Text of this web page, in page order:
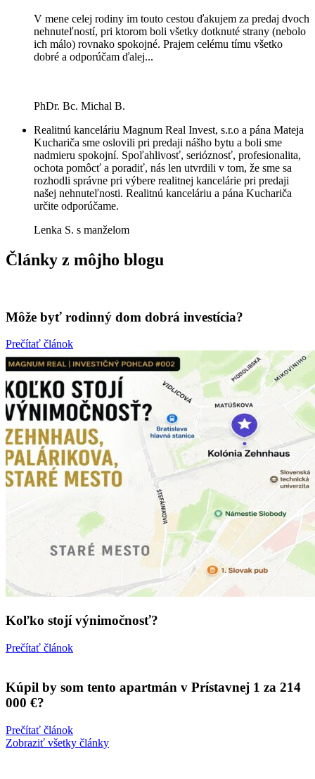
V mene celej rodiny im touto cestou ďakujem za predaj dvoch
nehnuteľností, pri ktorom boli všetky dotknuté strany (nebolo
ich málo) rovnako spokojné. Prajem celému tímu všetko
dobré a odporúčam ďalej...
PhDr. Bc. Michal B.
Realitnú kanceláriu Magnum Real Invest, s.r.o a pána Mateja
Kuchariča sme oslovili pri predaji nášho bytu a boli sme
nadmieru spokojní. Spoľahlivosť, serióznosť, profesionalita,
ochota pomôcť a poradiť, nás len utvrdili v tom, že sme sa
rozhodli správne pri výbere realitnej kancelárie pri predaji
našej nehnuteľnosti. Realitnú kanceláriu a pána Kuchariča
určite odporúčame.
Lenka S. s manželom
Články z môjho blogu
Môže byť rodinný dom dobrá investícia?
Prečítať článok
Koľko stojí výnimočnosť?
Prečítať článok
Kúpil by som tento apartmán v Prístavnej 1 za 214
000 €?
Prečítať článok
Zobraziť všetky články